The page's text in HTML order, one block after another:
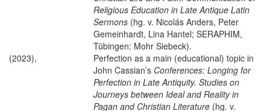
Religious Education in Late Antique Latin
Sermons (hg. v. Nicolás Anders, Peter
Gemeinhardt, Lina Hantel; SERAPHIM,
Tübingen: Mohr Siebeck).
(2023),
Perfection as a main (educational) topic in
John Cassian’s Conferences: Longing for
Perfection in Late Antiquity. Studies on
Journeys between Ideal and Reality in
Pagan and Christian Literature (hg. v.